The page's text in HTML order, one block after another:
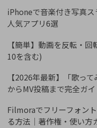
iPhoneで音楽付き写真
人気アプリ6選
【簡単】動画を反転・
10を含む)
【2026年最新】「歌っ
からMV投稿まで完全ガイ
Filmoraでフリーフォン
る方法｜著作権・使い方